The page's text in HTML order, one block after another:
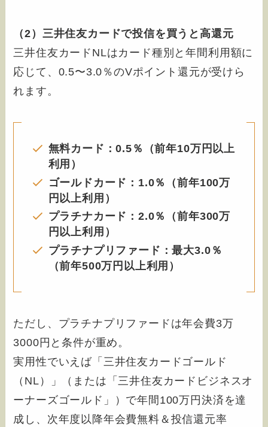
（2）三井住友カードで投信を買うと高還元
三井住友カードNLはカード種別と年間利用額に
応じて、0.5〜3.0％のVポイント還元が受けら
れます。
無料カード：0.5％（前年10万円以上
利用）
ゴールドカード：1.0％（前年100万
円以上利用）
プラチナカード：2.0％（前年300万
円以上利用）
プラチナプリファード：最大3.0％
（前年500万円以上利用）
ただし、プラチナプリファードは年会費3万
3000円と条件が重め。
実用性でいえば「三井住友カードゴールド
（NL）」（または「三井住友カードビジネスオ
ーナーズゴールド」）で年間100万円決済を達
成し、次年度以降年会費無料＆投信還元率